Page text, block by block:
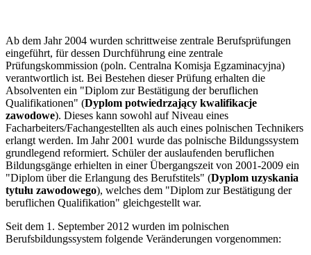
Ab dem Jahr 2004 wurden schrittweise zentrale Berufsprüfungen
eingeführt, für dessen Durchführung eine zentrale
Prüfungskommission (poln. Centralna Komisja Egzaminacyjna)
verantwortlich ist. Bei Bestehen dieser Prüfung erhalten die
Absolventen ein "Diplom zur Bestätigung der beruflichen
Qualifikationen" (Dyplom potwiedrzający kwalifikacje
zawodowe). Dieses kann sowohl auf Niveau eines
Facharbeiters/Fachangestellten als auch eines polnischen Technikers
erlangt werden. Im Jahr 2001 wurde das polnische Bildungssystem
grundlegend reformiert. Schüler der auslaufenden beruflichen
Bildungsgänge erhielten in einer Übergangszeit von 2001-2009 ein
"Diplom über die Erlangung des Berufstitels" (Dyplom uzyskania
tytułu zawodowego), welches dem "Diplom zur Bestätigung der
beruflichen Qualifikation" gleichgestellt war.
Seit dem 1. September 2012 wurden im polnischen
Berufsbildungssystem folgende Veränderungen vorgenommen: